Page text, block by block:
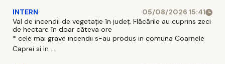
INTERN
05/08/2026 15:41
Val de incendii de vegetație în județ. Flăcările au cuprins zeci
de hectare în doar câteva ore
* cele mai grave incendii s-au produs in comuna Coarnele
Caprei si in ...